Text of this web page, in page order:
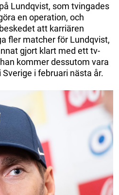
Lundqvist, som tvingades
en operation, och
att karriären
fler matcher för Lundqvist,
gjort klart med ett tv-
kommer dessutom vara
i februari nästa år.